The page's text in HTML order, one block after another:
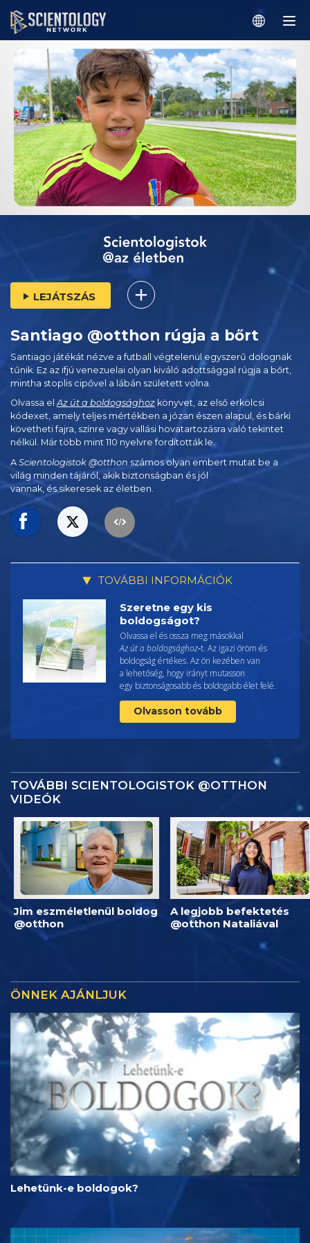
LEJÁTSZÁS
Santiago @otthon rúgja a bőrt
Santiago játékát nézve a futball végtelenül egyszerű dolognak
tűnik. Ez az ifjú venezuelai olyan kiváló adottsággal rúgja a bőrt,
mintha stoplis cipővel a lábán született volna.
Olvassa elAz út a boldogsághoz könyvet, az első erkölcsi
kódexet, amely teljes mértékben a józan észen alapul, és bárki
követheti fajra, színre vagy vallási hovatartozásra való tekintet
nélkül. Már több mint 110 nyelvre fordították le.
A Scientologistok @otthon számos olyan embert mutat be a
világ minden tájáról, akik biztonságban és jól
vannak, és sikeresek az életben.
TOVÁBBI INFORMÁCIÓK
Szeretne egy kis
boldogságot?
Olvassa el és ossza meg másokkal
Az út a boldogsághoz‑t. Az igazi öröm és
boldogság értékes. Az ön kezében van
a lehetőség, hogy irányt mutasson
egy biztonságosabb és boldogabb élet felé.
Olvasson tovább
TOVÁBBI SCIENTOLOGISTOK @OTTHON
VIDEÓK
Jim eszméletlenül boldog
@otthon
A legjobb befektetés
@otthon Nataliával
ÖNNEK AJÁNLJUK
Lehetünk-e boldogok?